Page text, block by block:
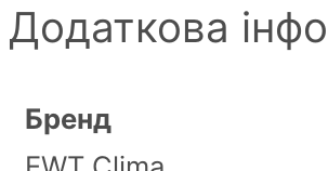
Додаткова
Бренд